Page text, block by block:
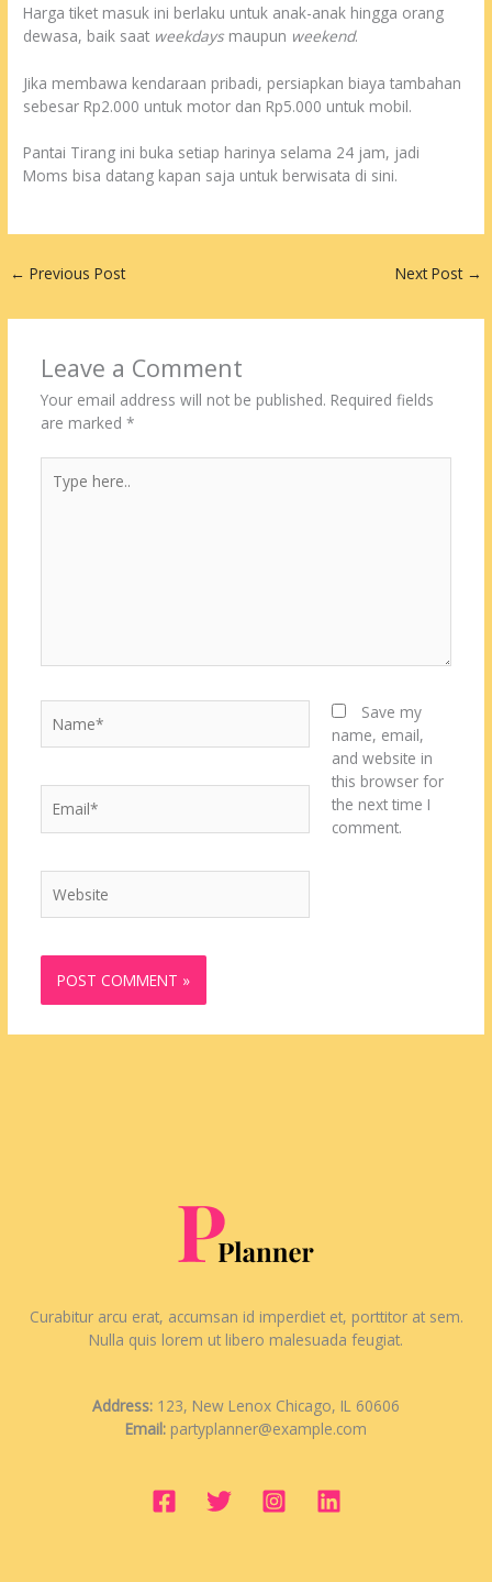
Harga tiket masuk ini berlaku untuk anak-anak hingga orang
dewasa, baik saat weekdaysmaupun weekend.
Jika membawa kendaraan pribadi, persiapkan biaya tambahan
sebesar Rp2.000 untuk motor dan Rp5.000 untuk mobil.
Pantai Tirang ini buka setiap harinya selama 24 jam, jadi
Moms bisa datang kapan saja untuk berwisata di sini.
← Previous Post Next Post →
Leave a Comment
Your email address will not be published. Required fields
are marked *
here..
Save my
name, email,
and website in
this browser for
the next time I
comment.
Curabitur arcu erat, accumsan id imperdiet et, porttitor at sem.
Nulla quis lorem ut libero malesuada feugiat.
Address: 123, New Lenox Chicago, IL 60606
Email: partyplanner@example.com